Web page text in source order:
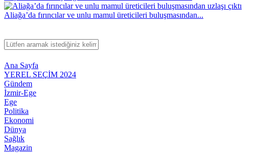
Aliağa’da fırıncılar ve unlu mamul üreticileri buluşmasından...
Ana Sayfa
YEREL SEÇİM 2024
Gündem
İzmir-Ege
Ege
Politika
Ekonomi
Dünya
Sağlık
Magazin